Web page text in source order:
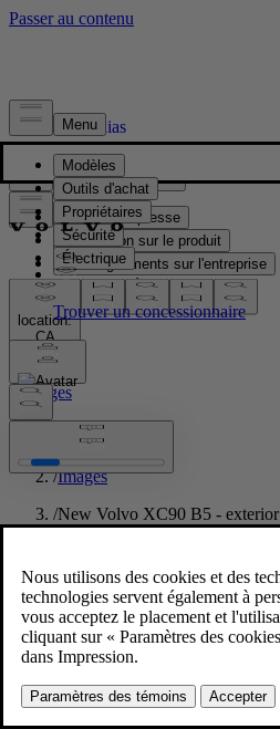
Presse & Médias
Matériel de presse
Information sur le produit
Renseignements sur l'entreprise
Contacts médias
location:
CA
Images
Accueil
/Images
/New Volvo XC90 B5 - exterior